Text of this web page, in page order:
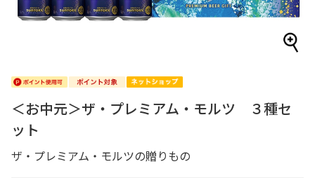
＜お中元＞ザ・プレミアム・モルツ ３種セ
ット
ザ・プレミアム・モルツの贈りもの